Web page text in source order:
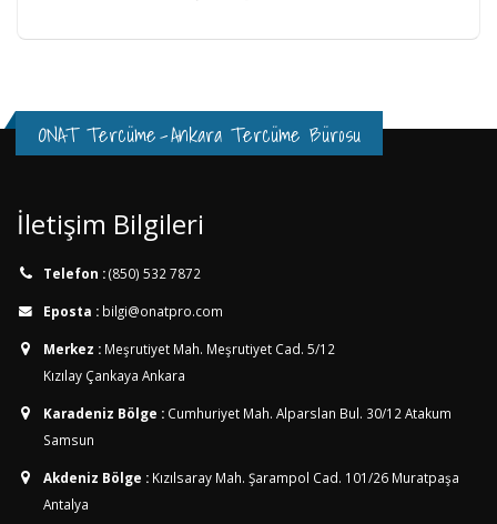
ONAT Tercüme-Ankara Tercüme Bürosu
İletişim Bilgileri
Telefon :(850) 532 7872
Eposta : bilgi@onatpro.com
Merkez : Meşrutiyet Mah. Meşrutiyet Cad. 5/12
Kızılay Çankaya Ankara
Karadeniz Bölge : Cumhuriyet Mah. Alparslan Bul. 30/12 Atakum
Samsun
Akdeniz Bölge : Kızılsaray Mah. Şarampol Cad. 101/26 Muratpaşa
Antalya